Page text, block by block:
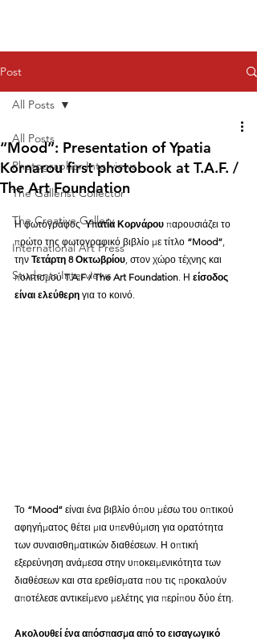
Post
All Posts
Photographer Interviews
The Gallerist Collector
The Creative Gallery
International Art Press
Students Interviews
All Posts
“Mood”: Presentation of Ypatia
Kornarou first photobook at T.A.F. /
The Art Foundation
Η φωτογράφος Υπατία Κορνάρου παρουσιάζει το
πρώτο της φωτογραφικό βιβλίο με τίτλο “Mood”,
την Τετάρτη 8 Οκτωβρίου, στον χώρο τέχνης και
πολιτισμού T.A.F / The Art Foundation. Η είσοδος
είναι ελεύθερη για το κοινό.
Το “Mood” είναι ένα βιβλίο όπου μέσω του οπτικού
αφηγήματος θέτει μια υπενθύμιση για ορατότητα
των συναισθηματικών διαθέσεων. Η οπτική
εξερεύνηση ανάμεσα στην υποκειμενικότητα των
διαθέσεων και στα ερεθίσματα που τις προκαλούν
αποτέλεσε αντικείμενο μελέτης για περίπου δύο έτη.
Ακολουθεί ένα απόσπασμα από το εισαγωγικό